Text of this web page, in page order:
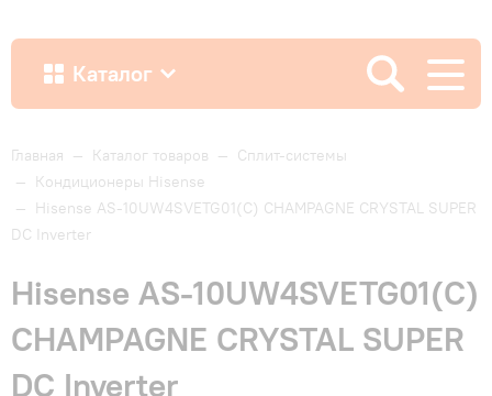
Каталог
Как купить
Доставка и оплата
Гарантия и сервис
Монтаж
Главная — Каталог товаров — Сплит-системы
— Кондиционеры Hisense
— Hisense AS-10UW4SVETG01(С) CHAMPAGNE CRYSTAL SUPER
DC Inverter
Hisense AS-10UW4SVETG01(С)
CHAMPAGNE CRYSTAL SUPER
DC Inverter